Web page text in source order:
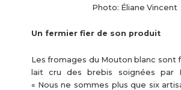
Photo: Éliane Vincent
Un fermier fier de son produit
Les fromages du Mouton blanc sont
lait cru des brebis soignées par
« Nous ne sommes plus que six